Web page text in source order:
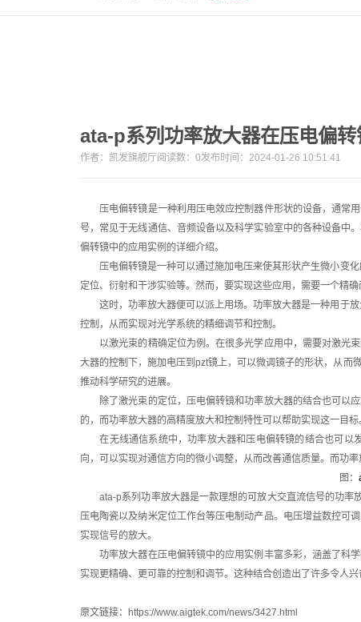
ata-p系列功率放大器在压电偏转
作者： 凯发旗舰厅阅读数： 0发布时间：2024-01-26 10:51:41
压电偏转镜是一种利用压电效应控制器件形状的设备，通常用
号，常见于无线通信、音频设备以及科学实验室中的各种设备中
偏转镜中的应用实例的详细介绍。
压电偏转镜是一种可以通过施加电压来使其形状产生微小变化
定位、衍射和干涉实验等。然而，要实现这些应用，需要一个精确
这时，功率放大器便可以派上用场。功率放大器是一种用于放
控制，从而实现对光学系统的精细调节和控制。
以激光束的精确定位为例。在很多光学应用中，需要对激光束
大器的控制下，施加电压到pzt镜上，可以微调镜子的形状，从而
推动科学研究的进展。
除了激光束的定位，压电偏转镜和功率放大器的结合也可以应
的，而功率放大器的高精度放大和控制特性可以帮助实现这一目标
在无线通信系统中，功率放大器和压电偏转镜的结合也可以
向，可以实现对通信方向的微小调整，从而改善通信质量。而功
图：
ata-p系列功率放大器是一款理想的可放大交直流信号的功率
压电陶瓷以及纳米定位工作台等压电制动产品。电压增益数控可
实现信号的放大。
功率放大器在压电偏转镜中的应用实例丰富多彩，涵盖了科学
实现更精确、更可靠的控制和调节。这种结合创造出了许多令人
原文链接：https://www.aigtek.com/news/3427.html